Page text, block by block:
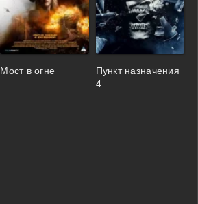
Мост в огне
Пункт назначения
4